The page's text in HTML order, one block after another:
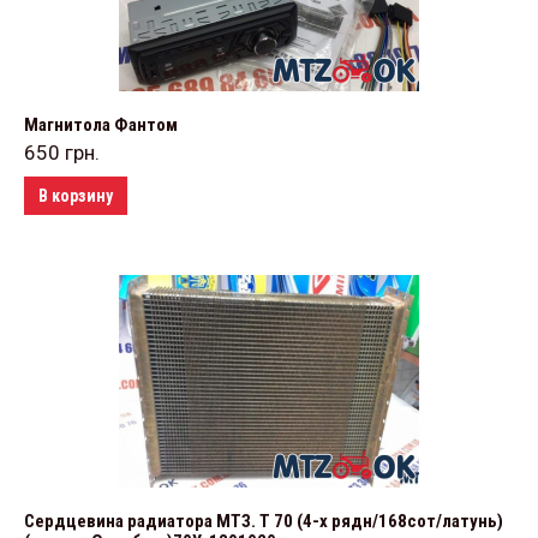
Магнитола Фантом
650 грн.
В корзину
Сердцевина радиатора МТЗ. Т 70 (4-х рядн/168сот/латунь)